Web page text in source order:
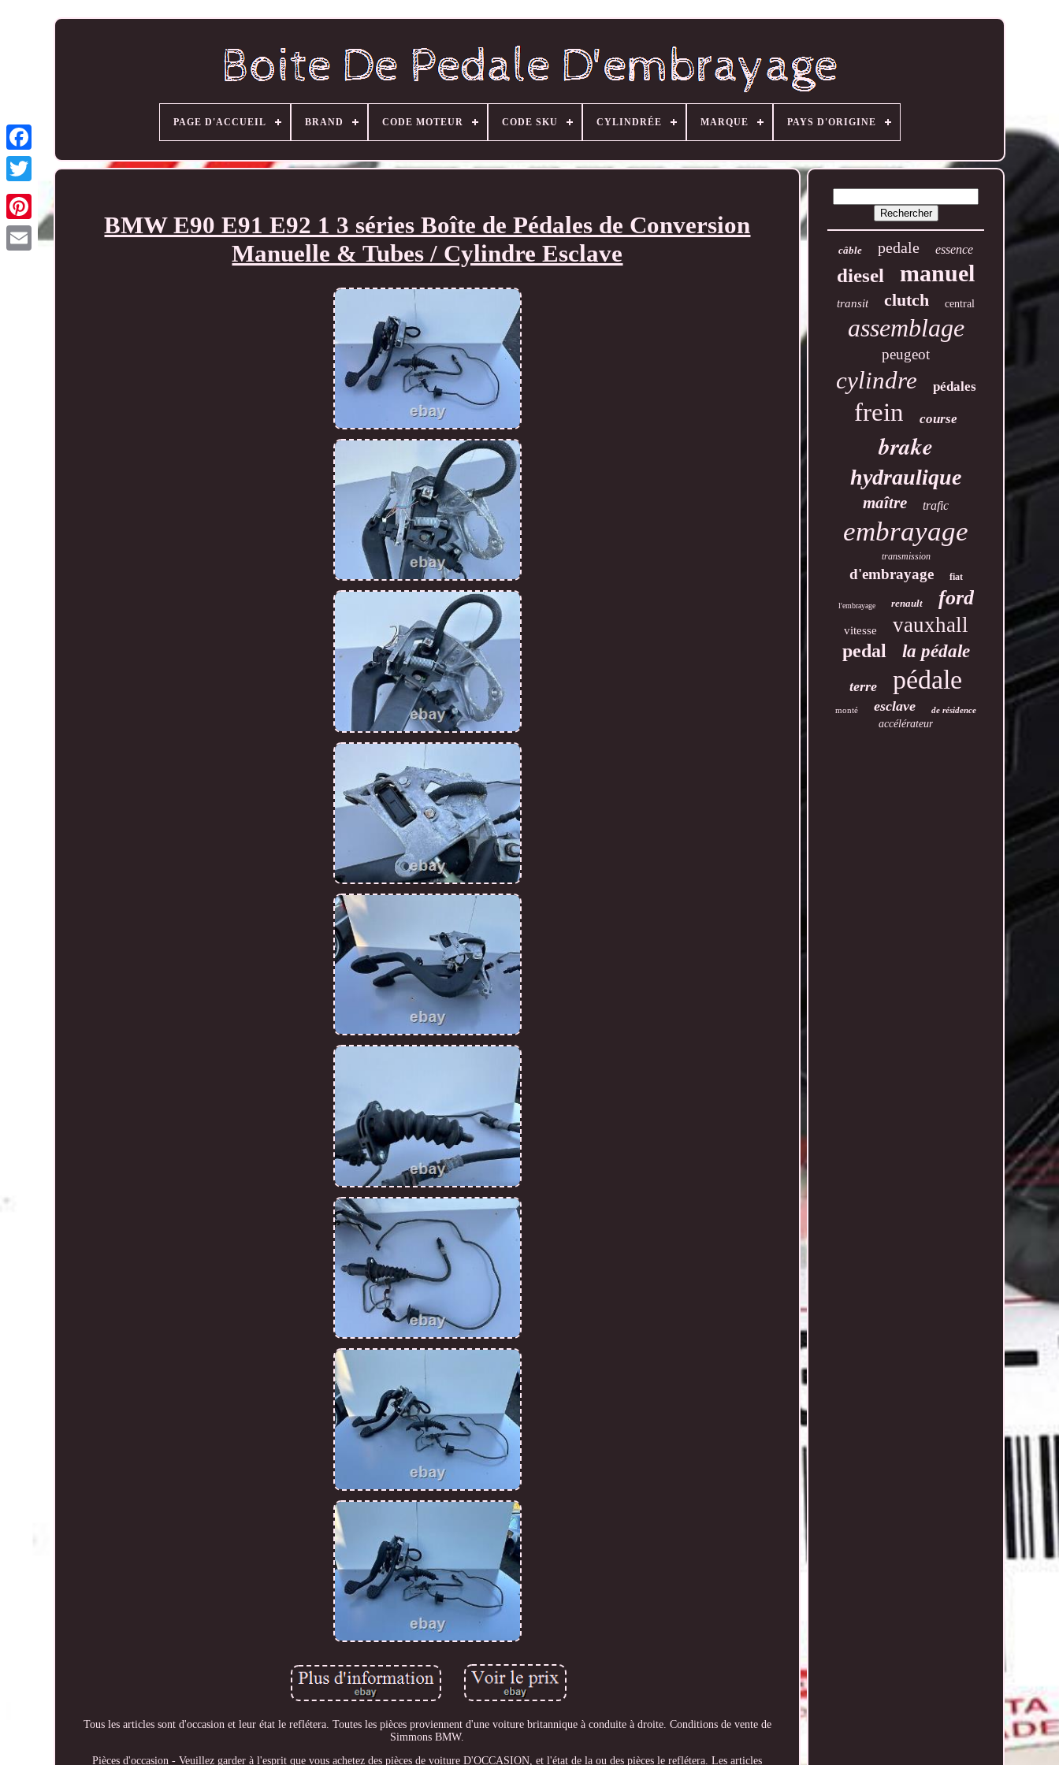
PAGE D'ACCUEIL BRAND CODE MOTEUR CODE SKU CYLINDRÉE MARQUE PAYS D'ORIGINE
BMW E90 E91 E92 1 3 séries Boîte de Pédales de Conversion
Manuelle & Tubes / Cylindre Esclave
Tous les articles sont d'occasion et leur état le reflétera. Toutes les pièces proviennent d'une voiture britannique à conduite à droite. Conditions de vente de
Simmons BMW.
Pièces d'occasion - Veuillez garder à l'esprit que vous achetez des pièces de voiture D'OCCASION, et l'état de la ou des pièces le reflétera. Les articles
câble pedale essence
diesel manuel
transit clutch central
assemblage
peugeot
cylindre pédales
frein course
brake
hydraulique
maître trafic
embrayage
transmission
d'embrayage fiat
l'embrayage renault ford
vitesse vauxhall
pedal la pédale
terre pédale
monté esclave de résidence
accélérateur